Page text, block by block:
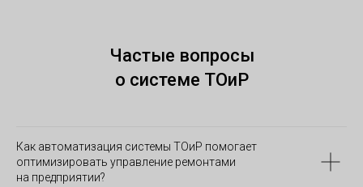
Частые вопросы
о системе ТОиР
Как автоматизация системы ТОиР помогает
оптимизировать управление ремонтами
на предприятии?